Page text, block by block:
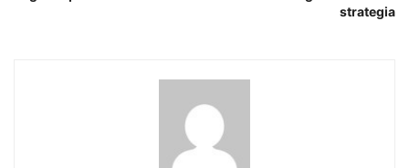
strategia